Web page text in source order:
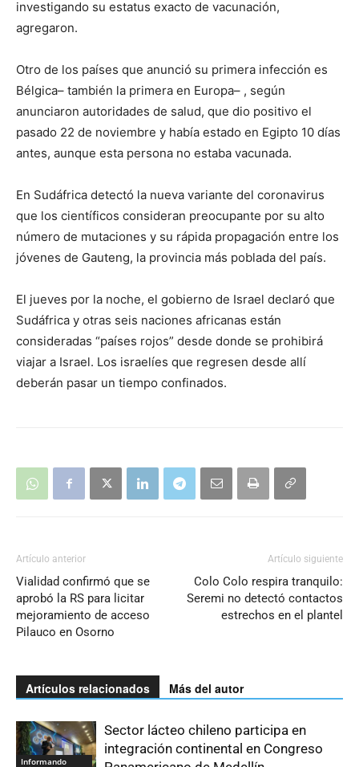
investigando su estatus exacto de vacunación,
agregaron.
Otro de los países que anunció su primera infección es
Bélgica– también la primera en Europa– , según
anunciaron autoridades de salud, que dio positivo el
pasado 22 de noviembre y había estado en Egipto 10 días
antes, aunque esta persona no estaba vacunada.
En Sudáfrica detectó la nueva variante del coronavirus
que los científicos consideran preocupante por su alto
número de mutaciones y su rápida propagación entre los
jóvenes de Gauteng, la provincia más poblada del país.
El jueves por la noche, el gobierno de Israel declaró que
Sudáfrica y otras seis naciones africanas están
consideradas “países rojos” desde donde se prohibirá
viajar a Israel. Los israelíes que regresen desde allí
deberán pasar un tiempo confinados.
Artículo anterior
Vialidad confirmó que se
aprobó la RS para licitar
mejoramiento de acceso
Pilauco en Osorno
Artículo siguiente
Colo Colo respira tranquilo:
Seremi no detectó contactos
estrechos en el plantel
Artículos relacionados Más del autor
Informando
Sector lácteo chileno participa en
integración continental en Congreso